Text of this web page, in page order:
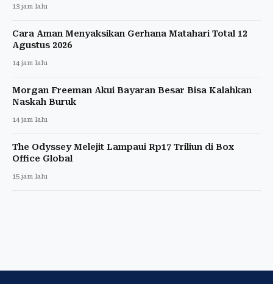
13 jam lalu
Cara Aman Menyaksikan Gerhana Matahari Total 12
Agustus 2026
14 jam lalu
Morgan Freeman Akui Bayaran Besar Bisa Kalahkan
Naskah Buruk
14 jam lalu
The Odyssey Melejit Lampaui Rp17 Triliun di Box
Office Global
15 jam lalu